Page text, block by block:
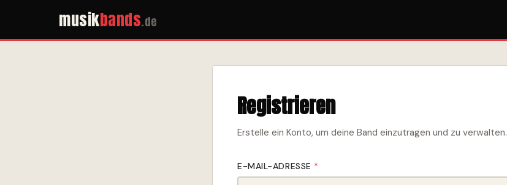
musikbands.de
Registrieren
Erstelle ein Konto, um deine Band einzutragen und zu verwalten.
E-MAIL-ADRESSE *